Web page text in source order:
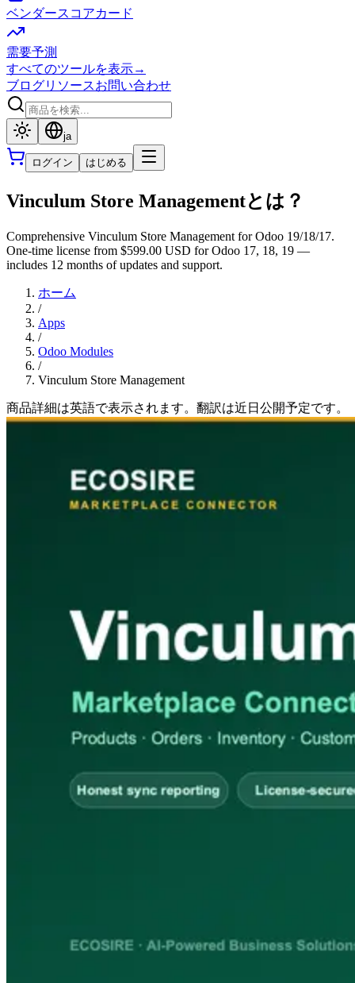
ベンダースコアカード
需要予測
すべてのツールを表示→
ブログリソースお問い合わせ
ja
ログイン はじめる
Vinculum Store Managementとは？
Comprehensive Vinculum Store Management for Odoo 19/18/17.
One-time license from $599.00 USD for Odoo 17, 18, 19 —
includes 12 months of updates and support.
ホーム
/
Apps
/
Odoo Modules
/
Vinculum Store Management
商品詳細は英語で表示されます。翻訳は近日公開予定です。